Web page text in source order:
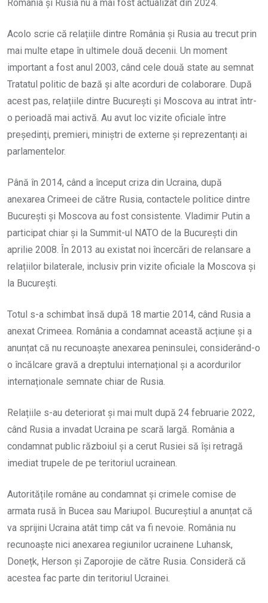
România și Rusia nu a mai fost actualizat din 2024.
Acolo scrie că relațiile dintre România și Rusia au trecut prin
mai multe etape în ultimele două decenii. Un moment
important a fost anul 2003, când cele două state au semnat
Tratatul politic de bază și alte acorduri de colaborare. După
acest pas, relațiile dintre București și Moscova au intrat într-
o perioadă mai activă. Au avut loc vizite oficiale între
președinți, premieri, miniștri de externe și reprezentanți ai
parlamentelor.
Până în 2014, când a început criza din Ucraina, după
anexarea Crimeei de către Rusia, contactele politice dintre
București și Moscova au fost consistente. Vladimir Putin a
participat chiar și la Summit-ul NATO de la București din
aprilie 2008. În 2013 au existat noi încercări de relansare a
relațiilor bilaterale, inclusiv prin vizite oficiale la Moscova și
la București.
Totul s-a schimbat însă după 18 martie 2014, când Rusia a
anexat Crimeea. România a condamnat această acțiune și a
anunțat că nu recunoaște anexarea peninsulei, considerând-o
o încălcare gravă a dreptului internațional și a acordurilor
internaționale semnate chiar de Rusia.
Relațiile s-au deteriorat și mai mult după 24 februarie 2022,
când Rusia a invadat Ucraina pe scară largă. România a
condamnat public războiul și a cerut Rusiei să își retragă
imediat trupele de pe teritoriul ucrainean.
Autoritățile române au condamnat și crimele comise de
armata rusă în Bucea sau Mariupol. Bucureștiul a anunțat că
va sprijini Ucraina atât timp cât va fi nevoie. România nu
recunoaște nici anexarea regiunilor ucrainene Luhansk,
Donețk, Herson și Zaporojie de către Rusia. Consideră că
acestea fac parte din teritoriul Ucrainei.